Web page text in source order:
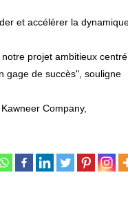
projet ambitieux centré
gage de succès", souligne
Company,